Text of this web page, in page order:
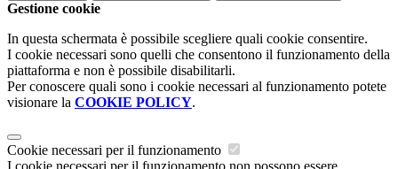
Gestione cookie
In questa schermata è possibile scegliere quali cookie consentire.
I cookie necessari sono quelli che consentono il funzionamento della
piattaforma e non è possibile disabilitarli.
Per conoscere quali sono i cookie necessari al funzionamento potete
visionare la COOKIE POLICY.
Cookie necessari per il funzionamento